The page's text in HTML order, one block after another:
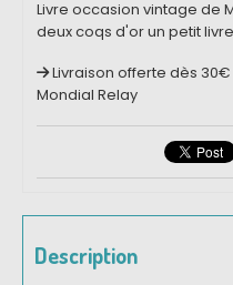
Livre occasion vintage de
deux coqs d'or un petit
Livraison offerte dès
Mondial Relay
Description